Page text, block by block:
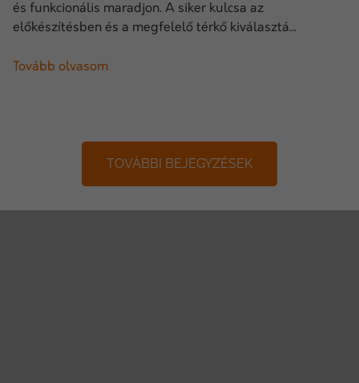
és funkcionális maradjon. A siker kulcsa az
előkészítésben és a megfelelő térkő kiválasztá...
Tovább olvasom
TOVÁBBI BEJEGYZÉSEK